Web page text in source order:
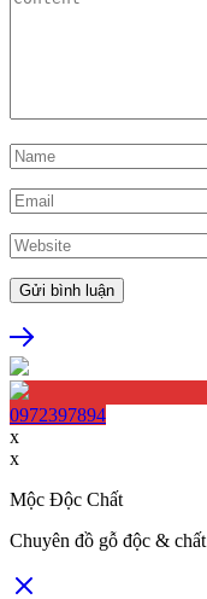
0972397894
x
x
Mộc Độc Chất
Chuyên đồ gỗ độc & chất